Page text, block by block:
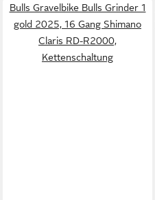
Bulls Gravelbike Bulls Grinder 1
gold 2025, 16 Gang Shimano
Claris RD-R2000,
Kettenschaltung